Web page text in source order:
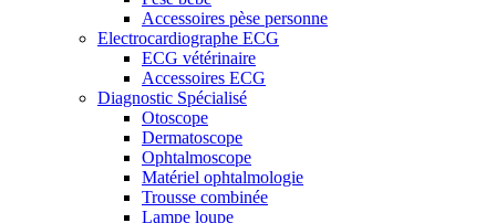
Accessoires pèse personne
Electrocardiographe ECG
ECG vétérinaire
Accessoires ECG
Diagnostic Spécialisé
Otoscope
Dermatoscope
Ophtalmoscope
Matériel ophtalmologie
Trousse combinée
Lampe loupe